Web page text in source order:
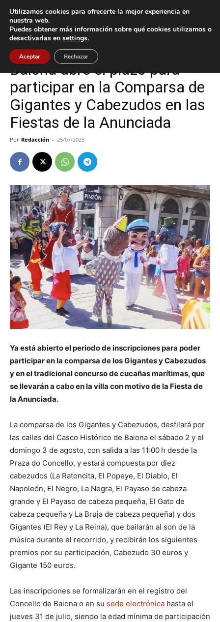
Inicio Baiona
Baiona Cultura / Ocio
Baiona abre el plazo para
participar en la Comparsa de
Gigantes y Cabezudos en las
Fiestas de la Anunciada
Por Redacción - 25/07/2025
Ya está abierto el periodo de inscripciones para poder
participar en la comparsa de los Gigantes y Cabezudos
y en el tradicional concurso de cucañas marítimas, que
se llevarán a cabo en la villa con motivo de la Fiesta de
la Anunciada.
La comparsa de los Gigantes y Cabezudos, desfilará por
las calles del Casco Histórico de Baiona el sábado 2 y el
domingo 3 de agosto, con salida a las 11:00 h desde la
Praza do Concello, y estará compuesta por diez
cabezudos (La Ratoncita, El Popeye, El Diablo, El
Napoleón, El Negro, La Negra, El Payaso de cabeza
grande y El Payaso de cabeza pequeña, El Gato de
cabeza pequeña y La Bruja de cabeza pequeña) y dos
Gigantes (El Rey y La Reina), que bailarán al son de la
música durante el recorrido, y recibirán los siguientes
premios por su participación, Cabezudo 30 euros y
Gigante 150 euros.
Las inscripciones se formalizarán en el registro del
Concello de Baiona o en su sede electrónica hasta el
jueves 31 de julio, siendo la edad mínima de participación
Utilizamos cookies para ofrecerte la mejor experiencia en
nuestra web.
Puedes obtener más información sobre qué cookies utilizamos o
desactivarlas en settings.
Aceptar Rechazar